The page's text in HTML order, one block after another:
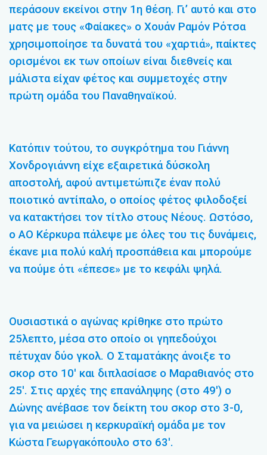
περάσουν εκείνοι στην 1η θέση. Γι’ αυτό και στο
ματς με τους «Φαίακες» ο Χουάν Ραμόν Ρότσα
χρησιμοποίησε τα δυνατά του «χαρτιά», παίκτες
ορισμένοι εκ των οποίων είναι διεθνείς και
μάλιστα είχαν φέτος και συμμετοχές στην
πρώτη ομάδα του Παναθηναϊκού.
Κατόπιν τούτου, το συγκρότημα του Γιάννη
Χονδρογιάννη είχε εξαιρετικά δύσκολη
αποστολή, αφού αντιμετώπιζε έναν πολύ
ποιοτικό αντίπαλο, ο οποίος φέτος φιλοδοξεί
να κατακτήσει τον τίτλο στους Νέους. Ωστόσο,
ο ΑΟ Κέρκυρα πάλεψε με όλες του τις δυνάμεις,
έκανε μια πολύ καλή προσπάθεια και μπορούμε
να πούμε ότι «έπεσε» με το κεφάλι ψηλά.
Ουσιαστικά ο αγώνας κρίθηκε στο πρώτο
25λεπτο, μέσα στο οποίο οι γηπεδούχοι
πέτυχαν δύο γκολ. Ο Σταματάκης άνοιξε το
σκορ στο 10′ και διπλασίασε ο Μαραθιανός στο
25′. Στις αρχές της επανάληψης (στο 49′) ο
Δώνης ανέβασε τον δείκτη του σκορ στο 3-0,
για να μειώσει η κερκυραϊκή ομάδα με τον
Κώστα Γεωργακόπουλο στο 63′.